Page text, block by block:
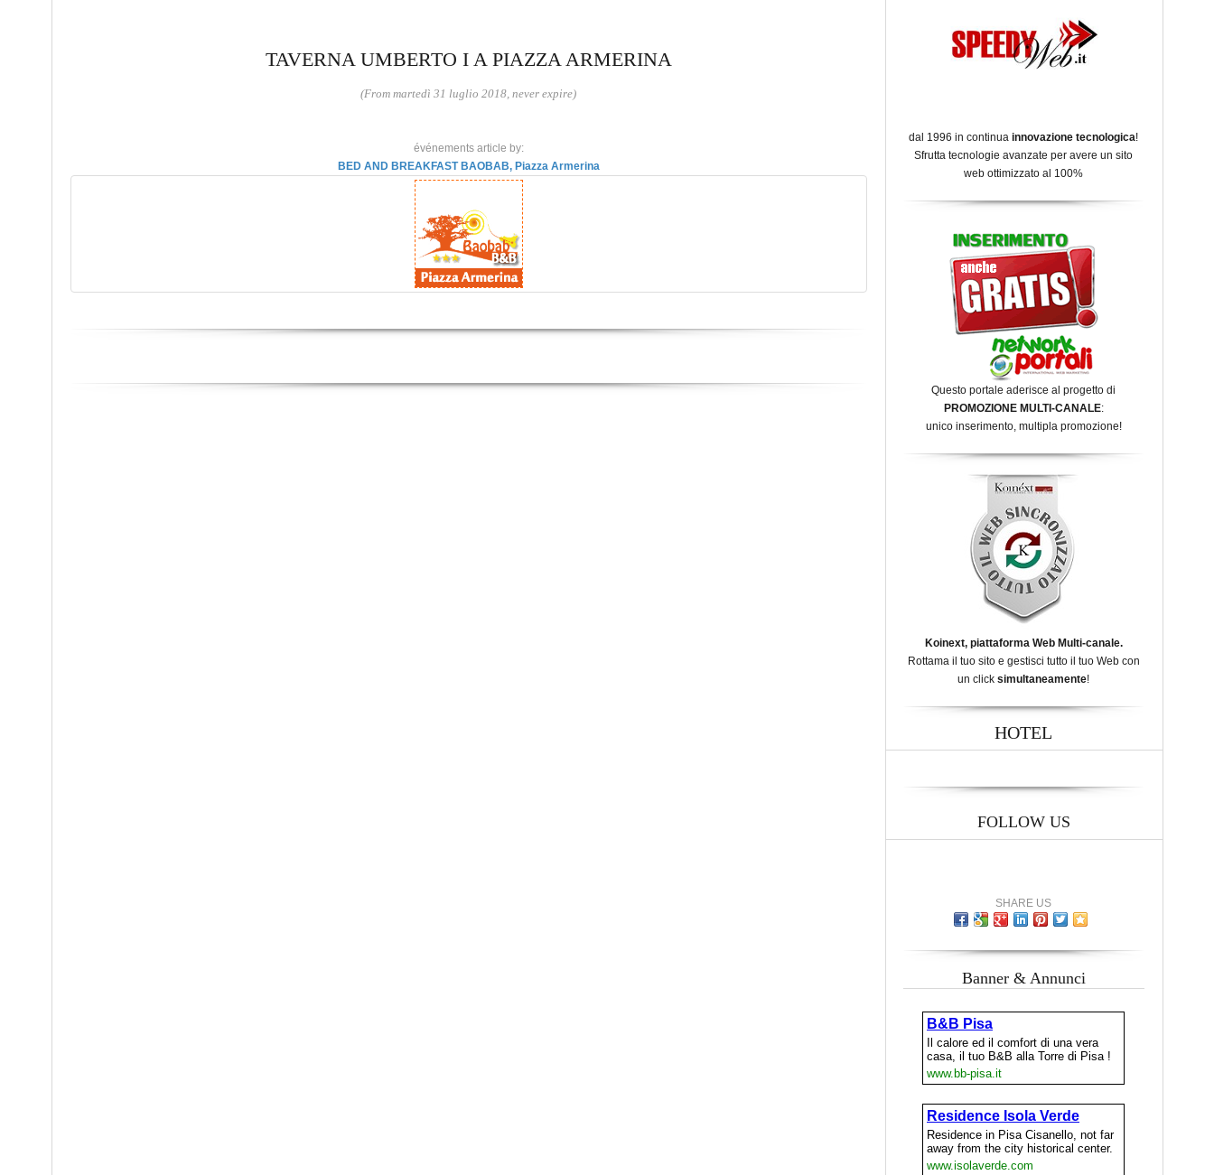
TAVERNA UMBERTO I A PIAZZA ARMERINA
(From martedì 31 luglio 2018, never expire)
événements article by:
BED AND BREAKFAST BAOBAB, Piazza Armerina
dal 1996 in continua innovazione tecnologica!
Sfrutta tecnologie avanzate per avere un sito
web ottimizzato al 100%
Questo portale aderisce al progetto di
PROMOZIONE MULTI-CANALE:
unico inserimento, multipla promozione!
Koinext, piattaforma Web Multi-canale.
Rottama il tuo sito e gestisci tutto il tuo Web con
un click simultaneamente!
HOTEL
FOLLOW US
SHARE US
Banner & Annunci